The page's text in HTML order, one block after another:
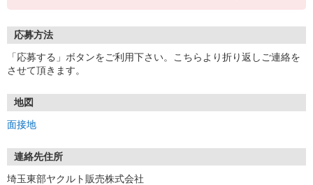
応募方法
「応募する」ボタンをご利用下さい。こちらより折り返しご連絡を
させて頂きます。
地図
面接地
連絡先住所
埼玉東部ヤクルト販売株式会社